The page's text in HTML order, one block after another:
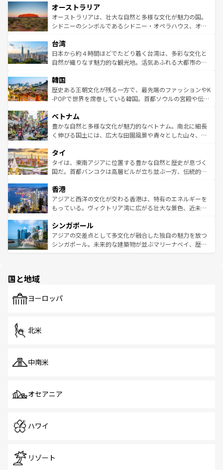
部のニューオーリンズでは、音楽と美食が融合した独特の
文化が魅力。旅行者はアメリカの各地域で異なる魅力を楽
しみながら、その多様性と豊かな歴史を感じることができ
ならではの贅沢な旅のスタイルだ。 なお、新着のアメリカ
情報はコンテンツ一覧を参照してほしい。
ワイ島は見逃せない。また、定番の観光地といえばオアフ
島だが、静かな自然を求めるならマウイ島やカウアイ島が
おすすめ。エメラルドグリーンに輝く海をはじめ、豊かな
れるおもてなしの心で訪れる人々を迎えてくれるハワイの
人々、おいしいローカルフードやハワイアンミュージッ
ク、伝統的なフラダンスなど、すべてがハワイの魅力を彩
ワイを、存分に味わってほしい。 なお、新着のハワイ情報
はコンテンツ一覧を参照してほしい。
オーストラリア
オーストラリアは、壮大な自然と多様な文化が魅力の国。
シドニーのシンボルであるシドニー・オペラハウス、オー
リアリーフや大陸中央部にそびえるウルル（エアーズロッ
ク）、タスマニアの美しい原生林やケアンズの熱帯雨林な
ど、見どころがたくさん。また、カフェやワイン、オージ
いる。アクティビティも充実しており、サーフィンやダイ
ビング、ハイキングなど、アウトドア好きにはたまらな
い。オーストラリアの多彩な魅力を存分に味わいつくそ
参照してほしい。
台湾
日本から約４時間ほどでたどり着く台湾は、多彩な文化と
自然が織りなす魅力的な観光地。活気あふれる大都市の台
ン）、静ひつな山岳地帯である台湾東部など、都市の喧騒
と山間の静けさが共存しており、訪れる人に新しい発見と
驚きをもたらしてくれる。また、奥深い台湾の食文化も魅
容にもいいと評判のスイーツなど、バラエティ豊かな料理
が味わえる。 なお、新着の台湾情報は コンテンツ一覧を参
照してほしい。
韓国
歴史ある王朝文化が残る一方で、最先端のファッションやK
-POPで世界を席巻している韓国。首都ソウルの宮殿や伝統
き、地方に足を延ばせば四季折々の自然美を楽しむことが
できる。そして、キムチや焼肉、絶品のストリートフード
まで、さまざまな韓国料理が待っている。夜には、韓国な
リティに包まれながら、韓国の多彩な魅力を心ゆくまで味
わってみてほしい。 なお、新着の韓国情報はコンテンツ一
覧を参照してほしい。
ベトナム
豊かな自然と多様な文化が魅力的なベトナム。南北に細長
く伸びる国土には、広大な田園風景や青々とした山々、世
急速な発展と共に伝統が息づく。ハノイの古い町並みやホ
ーチミン市のフランス統治時代の建物も、独特の雰囲気を
醸し出している。また、バラエティの豊かさとおいしさで
とつ。フォーやバインミー、ベトナムコーヒーなどは、ぜ
ひ現地で味わいたい。どの地域を訪れてもあたたかい人々
が旅行者を迎えてくれるので、きっと忘れられない旅にな
参照してほしい。
タイ
タイは、東南アジアに位置する豊かな自然と歴史が息づく
国だ。首都バンコクは高層ビルが立ち並ぶ一方、伝統的な
の活気が交差している。北部ではチェンマイなどの山岳地
帯で自然と触れ合い、南部ではプーケットやクラビの美し
いビーチでリゾート気分を楽しむことができる。タイ料理
激する。気候は一年中温暖で、どの季節にも異なる楽しみ
が待っている。親しみやすいタイの人々、仏教を中心とし
た文化、そして多様な観光資源が、訪れる旅人を魅了し続
香港
アジアと西洋の文化が交わる香港は、特有のエネルギーを
もっている。ヴィクトリア湾に広がる壮大な景色、近未来
み、どこを訪れても感動するはず。観光スポットが密集し
ており、効率よく見どころを回れるのも魅力。息をのむよ
うな絶景から文化的な体験まで、香港を存分に楽しみ尽く
シンガポール
アジアの交差点として多文化が融合した独自の魅力を放つ
シンガポール。未来的な建築物が並ぶマリーナベイ、歴史
で、ホーカーズは地元の風情を楽しめる外せないスポット
国と地域
ヨーロッパ
北米
中南米
オセアニア
ハワイ
リゾート